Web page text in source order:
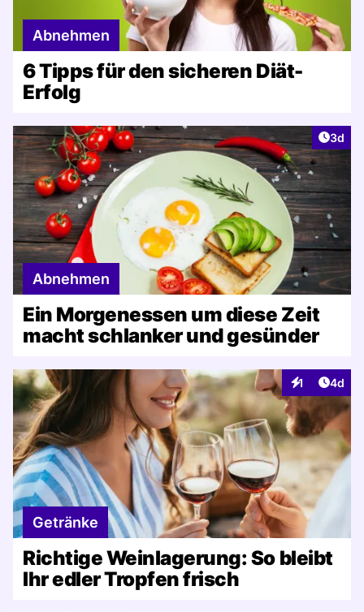
Abnehmen
6 Tipps für den sicheren Diät-
Erfolg
3d
Abnehmen
Ein Morgenessen um diese Zeit
macht schlanker und gesünder
1
Interaktionen
4d
Getränke
Richtige Weinlagerung: So bleibt
Ihr edler Tropfen frisch